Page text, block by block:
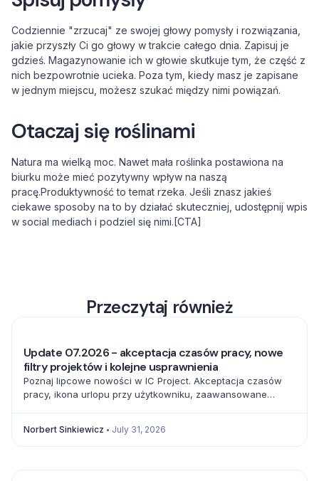
Codziennie "zrzucaj" ze swojej głowy pomysły i rozwiązania,
jakie przyszły Ci go głowy w trakcie całego dnia. Zapisuj je
gdzieś. Magazynowanie ich w głowie skutkuje tym, że część z
nich bezpowrotnie ucieka. Poza tym, kiedy masz je zapisane
w jednym miejscu, możesz szukać między nimi powiązań.
Otaczaj się roślinami
Natura ma wielką moc. Nawet mała roślinka postawiona na
biurku może mieć pozytywny wpływ na naszą
pracę.Produktywność to temat rzeka. Jeśli znasz jakieś
ciekawe sposoby na to by działać skuteczniej, udostępnij wpis
w social mediach i podziel się nimi.[CTA]
Przeczytaj również
Update 07.2026 - akceptacja czasów pracy, nowe
filtry projektów i kolejne usprawnienia
Poznaj lipcowe nowości w IC Project. Akceptacja czasów
pracy, ikona urlopu przy użytkowniku, zaawansowane
Norbert Sinkiewicz July 31, 2026